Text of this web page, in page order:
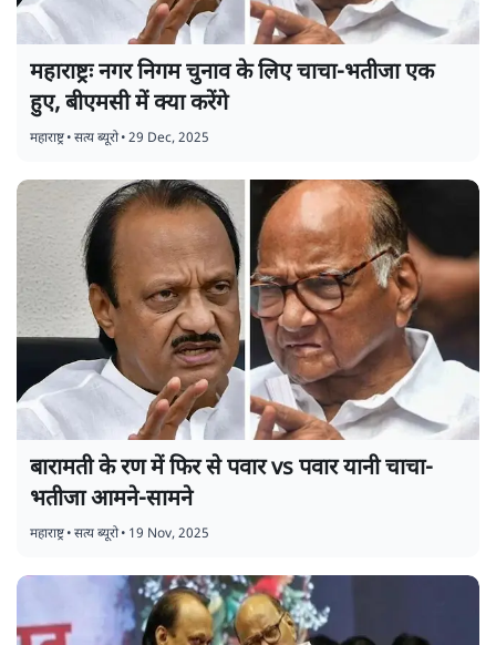
महाराष्ट्रः नगर निगम चुनाव के लिए चाचा-भतीजा एक
हुए, बीएमसी में क्या करेंगे
महाराष्ट्र•सत्य ब्यूरो•29 Dec, 2025
बारामती के रण में फिर से पवार vs पवार यानी चाचा-
भतीजा आमने-सामने
महाराष्ट्र•सत्य ब्यूरो• 19 Nov, 2025